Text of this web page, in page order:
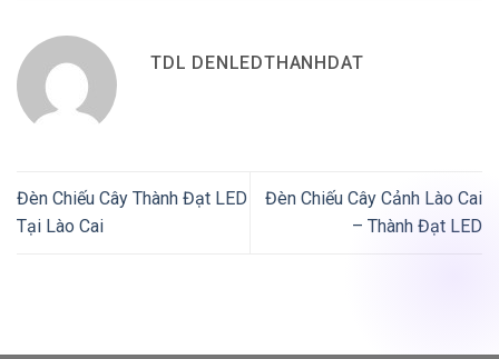
TDL DENLEDTHANHDAT
Đèn Chiếu Cây Thành Đạt LED
Tại Lào Cai
Đèn Chiếu Cây Cảnh Lào Cai
– Thành Đạt LED